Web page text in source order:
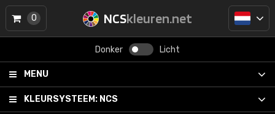
NCSkleuren.net
Donker Licht
MENU
KLEURSYSTEEM: NCS
0